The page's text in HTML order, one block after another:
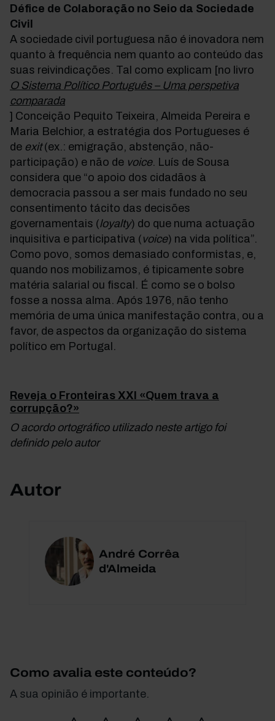
Défice de Colaboração no Seio da Sociedade
Civil
A sociedade civil portuguesa não é inovadora nem
quanto à frequência nem quanto ao conteúdo das
suas reivindicações. Tal como explicam [no livro
O Sistema Político Português – Uma perspetiva
comparada
] Conceição Pequito Teixeira, Almeida Pereira e
Maria Belchior, a estratégia dos Portugueses é
de exit(ex.: emigração, abstenção, não-
participação) e não de voice. Luís de Sousa
considera que “o apoio dos cidadãos à
democracia passou a ser mais fundado no seu
consentimento tácito das decisões
governamentais (loyalty) do que numa actuação
inquisitiva e participativa ( voice) na vida política”.
Como povo, somos demasiado conformistas, e,
quando nos mobilizamos, é tipicamente sobre
matéria salarial ou fiscal. É como se o bolso
fosse a nossa alma. Após 1976, não tenho
memória de uma única manifestação contra, ou a
favor, de aspectos da organização do sistema
político em Portugal.
Reveja o Fronteiras XXI «Quem trava a
corrupção?»
O acordo ortográfico utilizado neste artigo foi
definido pelo autor
Autor
André Corrêa
d'Almeida
Como avalia este conteúdo?
A sua opinião é importante.